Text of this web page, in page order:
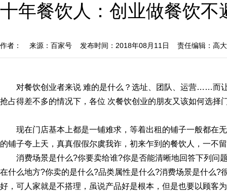
十年餐饮人：创业做餐饮
作者： 来源：百家号 发布时间：2018年08月11日 责任编辑：高
对餐饮创业者来说 难的是什么？选址、团队、运营……而
抢占得差不多的情况下，各位 次餐饮创业的朋友又该如何选择
现在门店基本上都是一铺难求，等着出租的铺子一般都在
的铺子夸上天，真真假假尔虞我诈，初来乍到的餐饮人，一不
消费场景是什么?你要卖给谁?你是否能清晰地回答下列问
在什么地方?你卖的是什么?品类属性是什么?消费场景是什么?
好，可人家就是不搭理，虽说产品好是根本，但是也要以顾